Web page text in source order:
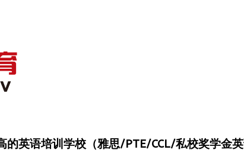
英语培训学校（雅思/PTE/CCL/私校奖学金英